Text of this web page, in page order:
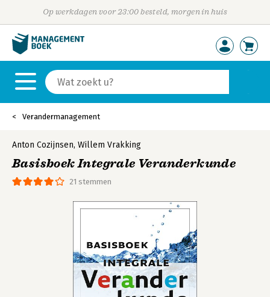
Op werkdagen voor 23:00 besteld, morgen in huis
Verandermanagement
21 stemmen
Anton Cozijnsen, Willem Vrakking
Basisboek Integrale Veranderkunde